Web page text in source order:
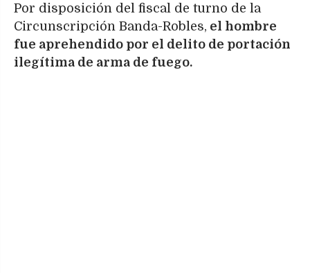
Por disposición del fiscal de turno de la
Circunscripción Banda-Robles, el hombre
fue aprehendido por el delito de portación
ilegítima de arma de fuego.